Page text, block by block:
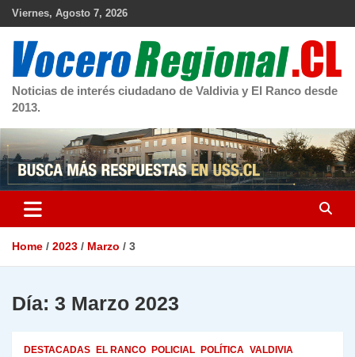
Skip
Viernes, Agosto 7, 2026
Noticias de interés ciudadano de Valdivia y El Ranco desde
2013.
Home 2023 Marzo 3
Día: 3 Marzo 2023
DESTACADAS EL RANCO POLICIAL POLÍTICA VALDIVIA